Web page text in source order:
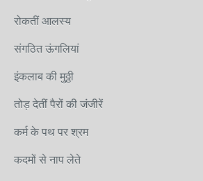
रोकतीं आलस्य
संगठित ऊंगलियां
इंकलाब की मुठ्ठी
तोड़ देतीं पैरों की जंजीरें
कर्म के पथ पर श्रम
कदमों से नाप लेते